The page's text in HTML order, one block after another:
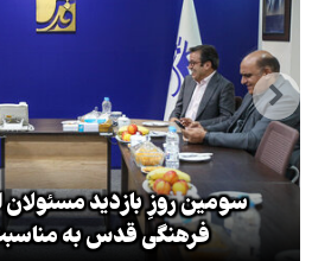
سومین روزِ بازدید
فرهنگی قدس به